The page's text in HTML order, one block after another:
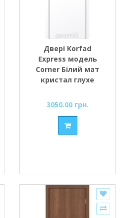
Двері Korfad
Express модель
Corner Білий мат
кристал глухе
3050.00 грн.